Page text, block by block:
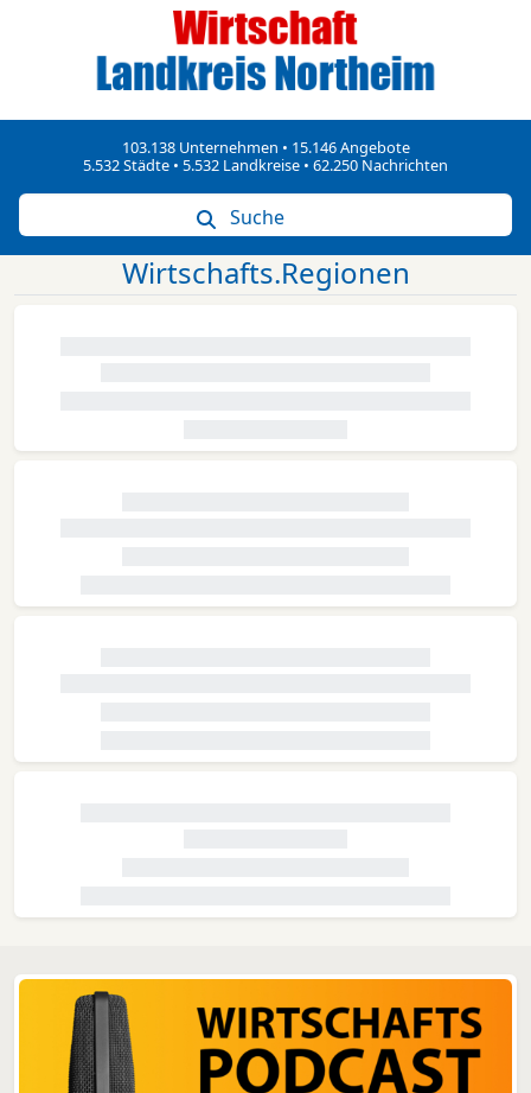
103.138 Unternehmen • 15.146 Angebote
5.532 Städte • 5.532 Landkreise • 62.250 Nachrichten
Suche
Wirtschafts.Regionen